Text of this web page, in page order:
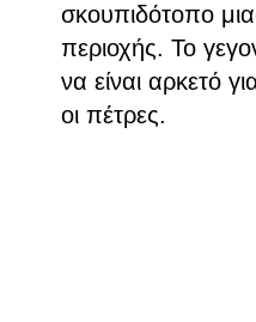
σκουπιδότοπο
περιοχής. Το
να είναι αρκετό
οι πέτρες.